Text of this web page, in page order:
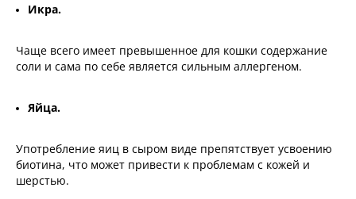
Икра.
Чаще всего имеет превышенное для кошки содержание
соли и сама по себе является сильным аллергеном.
Яйца.
Употребление яиц в сыром виде препятствует усвоению
биотина, что может привести к проблемам с кожей и
шерстью.